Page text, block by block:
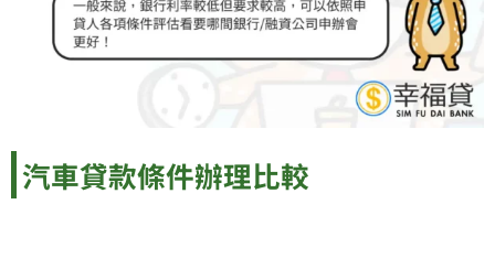
汽車貸款條件辦理比較